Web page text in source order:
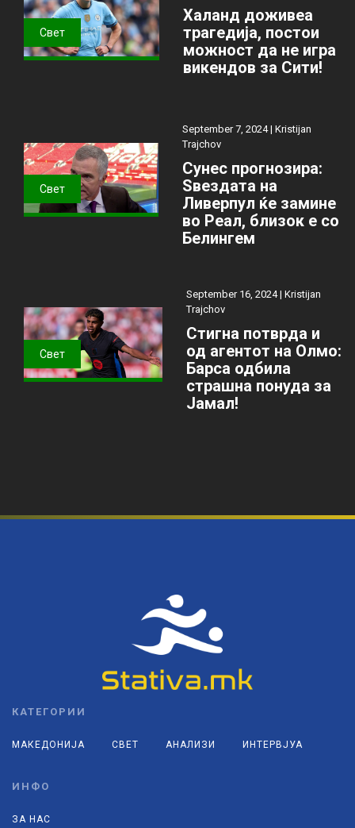
Свет
Халанд доживеа
трагедија, постои
можност да не игра
викендов за Сити!
Свет
September 7, 2024 | Kristijan
Trajchov
Сунес прогнозира:
Ѕвездата на
Ливерпул ќе замине
во Реал, близок е со
Белингем
Свет
September 16, 2024 | Kristijan
Trajchov
Стигна потврда и
од агентот на Олмо:
Барса одбила
страшна понуда за
Јамал!
КАТЕГОРИИ
МАКЕДОНИЈА СВЕТ АНАЛИЗИ ИНТЕРВЈУА
ИНФО
ЗА НАС